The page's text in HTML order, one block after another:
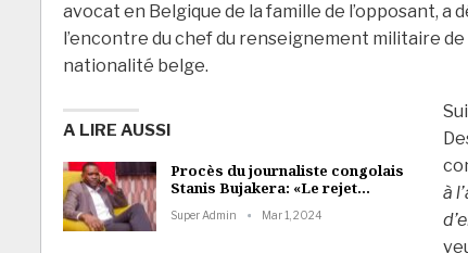
avocat en Belgique de la famille de l’opposant, a
l’encontre du chef du renseignement militaire
nationalité belge.
A LIRE AUSSI
Procès du journaliste congolais
Stanis Bujakera: «Le rejet…
Super Admin Mar 1, 2024
à